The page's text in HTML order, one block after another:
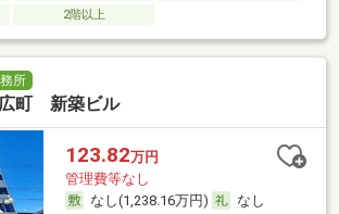
2階以上
所
町 新築ビル
123.82万円
管理費等なし
なし(1,238.16万円)
なし